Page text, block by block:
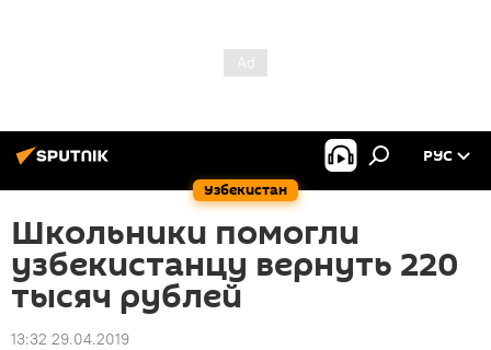
Узбекистан
РУС
Школьники помогли
узбекистанцу вернуть 220
тысяч рублей
13:32 29.04.2019